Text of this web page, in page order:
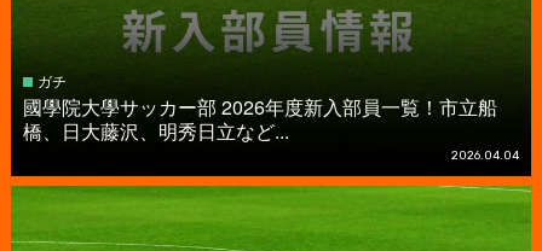
ガチ
國學院大學サッカー部 2026年度新入部員一覧！市立船
橋、日大藤沢、明秀日立など...
2026.04.04